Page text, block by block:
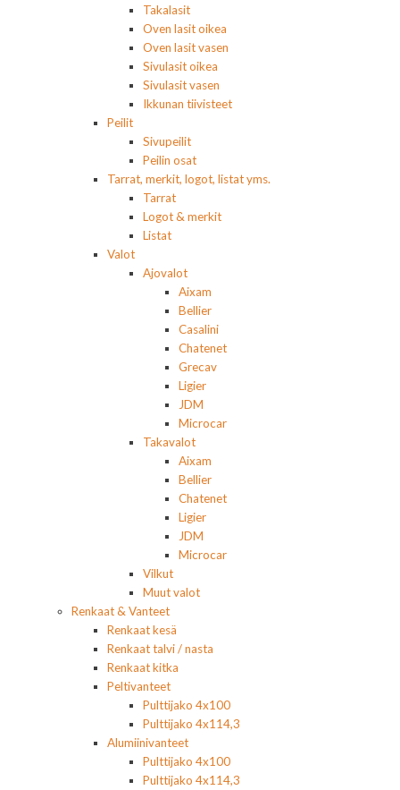
Takalasit
Oven lasit oikea
Oven lasit vasen
Sivulasit oikea
Sivulasit vasen
Ikkunan tiivisteet
Peilit
Sivupeilit
Peilin osat
Tarrat, merkit, logot, listat yms.
Tarrat
Logot & merkit
Listat
Valot
Ajovalot
Aixam
Bellier
Casalini
Chatenet
Grecav
Ligier
JDM
Microcar
Takavalot
Aixam
Bellier
Chatenet
Ligier
JDM
Microcar
Vilkut
Muut valot
Renkaat & Vanteet
Renkaat kesä
Renkaat talvi / nasta
Renkaat kitka
Peltivanteet
Pulttijako 4x100
Pulttijako 4x114,3
Alumiinivanteet
Pulttijako 4x100
Pulttijako 4x114,3